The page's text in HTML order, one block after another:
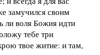
замучился своим
ли воля Божия идти
тебе три
твое житие: и там,